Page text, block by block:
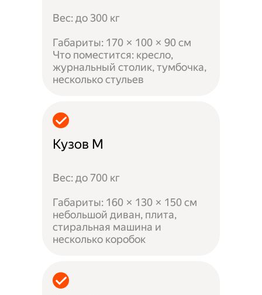
Вес: до 300 кг
Габариты: 170 × 100 × 90 см
Что поместится: кресло,
журнальный столик, тумбочка,
несколько стульев
Кузов M
Вес: до 700 кг
Габариты: 160 × 130 × 150 см
небольшой диван, плита,
стиральная машина и
несколько коробок